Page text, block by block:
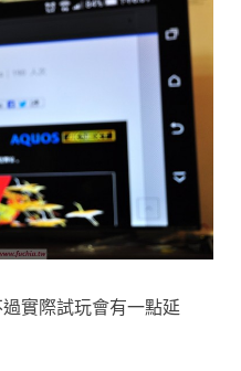
實際試玩會有一點延